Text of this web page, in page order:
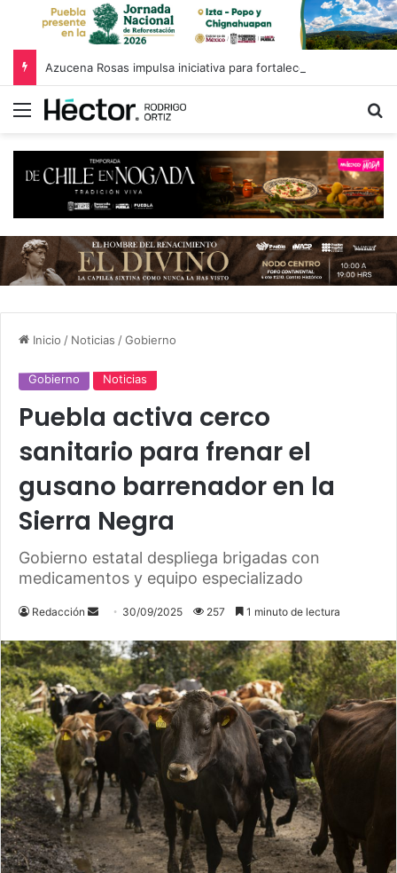
Menú
Inicio / Noticias /Gobierno
Gobierno Noticias
Puebla activa cerco
sanitario para frenar el
gusano barrenador en la
Sierra Negra
Gobierno estatal despliega brigadas con
medicamentos y equipo especializado
Redacción
Send
email
30/09/2025 257 1 minuto de lectura